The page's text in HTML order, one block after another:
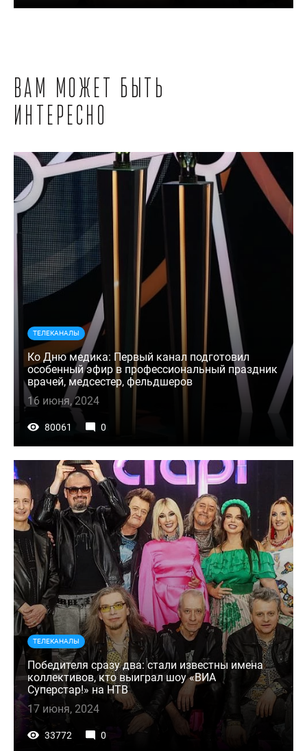
Вам может быть
интересно
ТЕЛЕКАНАЛЫ
Ко Дню медика: Первый канал подготовил
особенный эфир в профессиональный праздник
врачей, медсестер, фельдшеров
16 июня, 2024
80061 0
ТЕЛЕКАНАЛЫ
Победителя сразу два: стали известны имена
коллективов, кто выиграл шоу «ВИА
Суперстар!» на НТВ
17 июня, 2024
33772 0